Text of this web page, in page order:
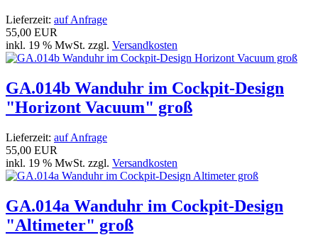
Lieferzeit: auf Anfrage
55,00 EUR
inkl. 19 % MwSt. zzgl. Versandkosten
GA.014b Wanduhr im Cockpit-Design
"Horizont Vacuum" groß
Lieferzeit: auf Anfrage
55,00 EUR
inkl. 19 % MwSt. zzgl. Versandkosten
GA.014a Wanduhr im Cockpit-Design
"Altimeter" groß